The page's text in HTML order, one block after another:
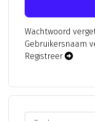
Wachtwoord
Gebruikersnaam
Registreer
Zoeken